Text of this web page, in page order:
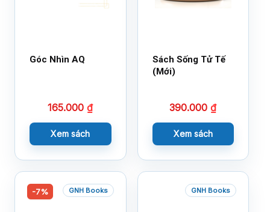
Góc Nhìn AQ
165.000₫
Xem sách
Sách Sống Tử Tế
(Mới)
390.000₫
Xem sách
-7% GNH Books GNH Books